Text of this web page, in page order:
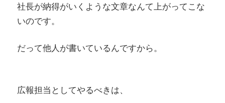
社長が納得がいくような文章なんて上がってこな
いのです。
だって他人が書いているんですから。
広報担当としてやるべきは、